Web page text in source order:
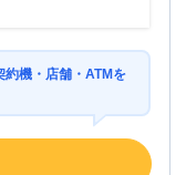
約機・店舗・ATMを